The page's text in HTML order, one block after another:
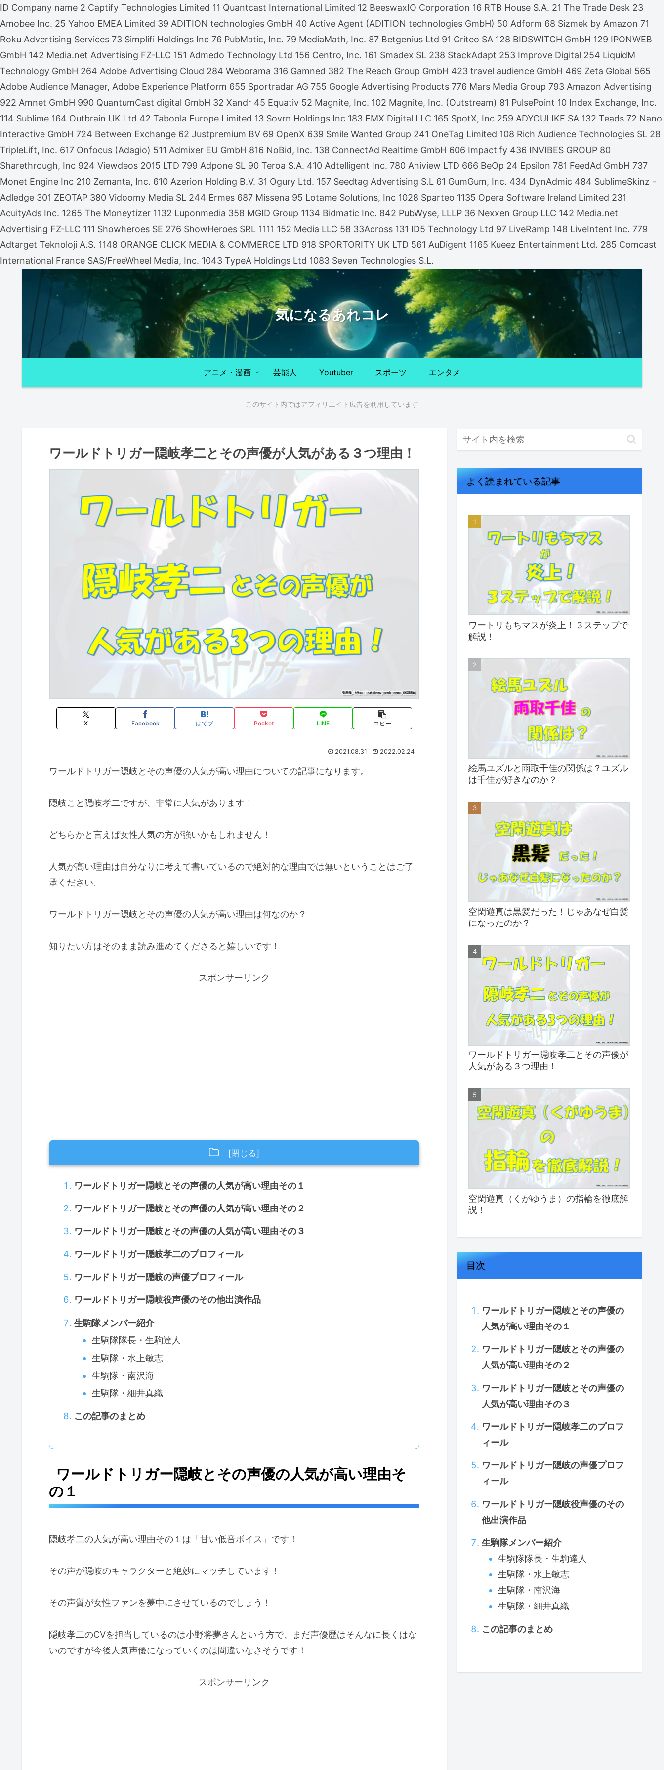
ID Company name 2 Captify Technologies Limited 11 Quantcast International Limited 12 BeeswaxIO Corporation 16 RTB House S.A. 21 The Trade Desk 23
Amobee Inc. 25 Yahoo EMEA Limited 39 ADITION technologies GmbH 40 Active Agent (ADITION technologies GmbH) 50 Adform 68 Sizmek by Amazon 71
Roku Advertising Services 73 Simplifi Holdings Inc 76 PubMatic, Inc. 79 MediaMath, Inc. 87 Betgenius Ltd 91 Criteo SA 128 BIDSWITCH GmbH 129 IPONWEB
GmbH 142 Media.net Advertising FZ-LLC 151 Admedo Technology Ltd 156 Centro, Inc. 161 Smadex SL 238 StackAdapt 253 Improve Digital 254 LiquidM
Technology GmbH 264 Adobe Advertising Cloud 284 Weborama 316 Gamned 382 The Reach Group GmbH 423 travel audience GmbH 469 Zeta Global 565
Adobe Audience Manager, Adobe Experience Platform 655 Sportradar AG 755 Google Advertising Products 776 Mars Media Group 793 Amazon Advertising
922 Amnet GmbH 990 QuantumCast digital GmbH 32 Xandr 45 Equativ 52 Magnite, Inc. 102 Magnite, Inc. (Outstream) 81 PulsePoint 10 Index Exchange, Inc.
114 Sublime 164 Outbrain UK Ltd 42 Taboola Europe Limited 13 Sovrn Holdings Inc 183 EMX Digital LLC 165 SpotX, Inc 259 ADYOULIKE SA 132 Teads 72 Nano
Interactive GmbH 724 Between Exchange 62 Justpremium BV 69 OpenX 639 Smile Wanted Group 241 OneTag Limited 108 Rich Audience Technologies SL 28
TripleLift, Inc. 617 Onfocus (Adagio) 511 Admixer EU GmbH 816 NoBid, Inc. 138 ConnectAd Realtime GmbH 606 Impactify 436 INVIBES GROUP 80
Sharethrough, Inc 924 Viewdeos 2015 LTD 799 Adpone SL 90 Teroa S.A. 410 Adtelligent Inc. 780 Aniview LTD 666 BeOp 24 Epsilon 781 FeedAd GmbH 737
Monet Engine Inc 210 Zemanta, Inc. 610 Azerion Holding B.V. 31 Ogury Ltd. 157 Seedtag Advertising S.L 61 GumGum, Inc. 434 DynAdmic 484 SublimeSkinz -
Adledge 301 ZEOTAP 380 Vidoomy Media SL 244 Ermes 687 Missena 95 Lotame Solutions, Inc 1028 Sparteo 1135 Opera Software Ireland Limited 231
AcuityAds Inc. 1265 The Moneytizer 1132 Luponmedia 358 MGID Group 1134 Bidmatic Inc. 842 PubWyse, LLLP 36 Nexxen Group LLC 142 Media.net
Advertising FZ-LLC 111 Showheroes SE 276 ShowHeroes SRL 1111 152 Media LLC 58 33Across 131 ID5 Technology Ltd 97 LiveRamp 148 LiveIntent Inc. 779
Adtarget Teknoloji A.S. 1148 ORANGE CLICK MEDIA & COMMERCE LTD 918 SPORTORITY UK LTD 561 AuDigent 1165 Kueez Entertainment Ltd. 285 Comcast
International France SAS/FreeWheel Media, Inc. 1043 TypeA Holdings Ltd 1083 Seven Technologies S.L.
気になるあれコレ
アニメ・漫画 芸能人 Youtuber スポーツ エンタメ
このサイト内ではアフィリエイト広告を利用しています
ワールドトリガー隠岐孝二とその声優が人気がある３つ理由！
X Facebook はてブ Pocket LINE コピー
2021.08.31 2022.02.24
ワールドトリガー隠岐とその声優の人気が高い理由についての記事になります。
隠岐こと隠岐孝二ですが、非常に人気があります！
どちらかと言えば女性人気の方が強いかもしれません！
人気が高い理由は自分なりに考えて書いているので絶対的な理由では無いということはご了
承ください。
ワールドトリガー隠岐とその声優の人気が高い理由は何なのか？
知りたい方はそのまま読み進めてくださると嬉しいです！
スポンサーリンク
ワールドトリガー隠岐とその声優の人気が高い理由その１
ワールドトリガー隠岐とその声優の人気が高い理由その２
ワールドトリガー隠岐とその声優の人気が高い理由その３
ワールドトリガー隠岐孝二のプロフィール
ワールドトリガー隠岐の声優プロフィール
ワールドトリガー隠岐役声優のその他出演作品
生駒隊メンバー紹介
生駒隊隊長・生駒達人
生駒隊・水上敏志
生駒隊・南沢海
生駒隊・細井真織
この記事のまとめ
ワールドトリガー隠岐とその声優の人気が高い理由そ
の１
隠岐孝二の人気が高い理由その１は「甘い低音ボイス」です！
その声が隠岐のキャラクターと絶妙にマッチしています！
その声質が女性ファンを夢中にさせているのでしょう！
隠岐孝二のCVを担当しているのは小野将夢さんという方で、まだ声優歴はそんなに長くはな
いのですが今後人気声優になっていくのは間違いなさそうです！
スポンサーリンク
よく読まれている記事
ワートリもちマスが炎上！３ステップで
解説！
絵馬ユズルと雨取千佳の関係は？ユズル
は千佳が好きなのか？
空閑遊真は黒髪だった！じゃあなぜ白髪
になったのか？
ワールドトリガー隠岐孝二とその声優が
人気がある３つ理由！
空閑遊真（くがゆうま）の指輪を徹底解
説！
目次
ワールドトリガー隠岐とその声優の
人気が高い理由その１
ワールドトリガー隠岐とその声優の
人気が高い理由その２
ワールドトリガー隠岐とその声優の
人気が高い理由その３
ワールドトリガー隠岐孝二のプロフ
ィール
ワールドトリガー隠岐の声優プロフ
ィール
ワールドトリガー隠岐役声優のその
他出演作品
生駒隊メンバー紹介
生駒隊隊長・生駒達人
生駒隊・水上敏志
生駒隊・南沢海
生駒隊・細井真織
この記事のまとめ